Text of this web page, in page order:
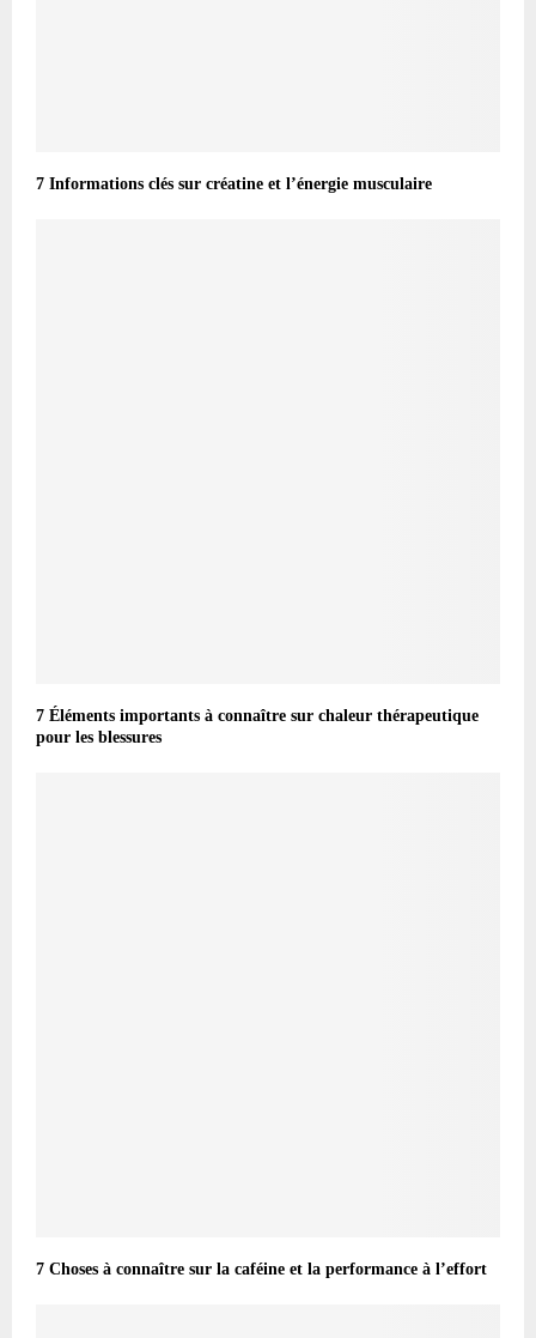
7 Informations clés sur créatine et l’énergie musculaire
7 Éléments importants à connaître sur chaleur thérapeutique
pour les blessures
7 Choses à connaître sur la caféine et la performance à l’effort